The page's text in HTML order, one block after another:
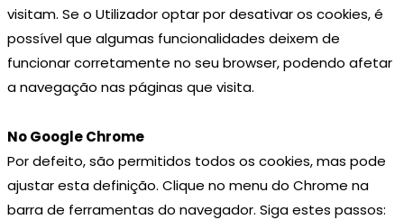
visitam. Se o Utilizador optar por desativar os cookies, é
possível que algumas funcionalidades deixem de
funcionar corretamente no seu browser, podendo afetar
a navegação nas páginas que visita.
No Google Chrome
Por defeito, são permitidos todos os cookies, mas pode
ajustar esta definição. Clique no menu do Chrome na
barra de ferramentas do navegador. Siga estes passos: